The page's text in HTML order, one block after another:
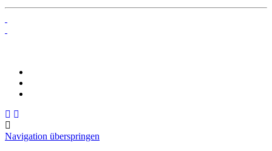
Navigation überspringen